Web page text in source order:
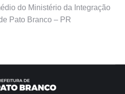
do Ministério da Integração
Pato Branco – PR